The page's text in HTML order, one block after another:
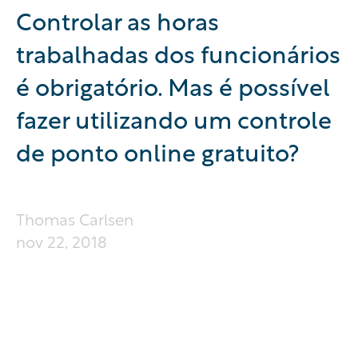
Controlar as horas
trabalhadas dos funcionários
é obrigatório. Mas é possível
fazer utilizando um controle
de ponto online gratuito?
Thomas Carlsen
nov 22, 2018